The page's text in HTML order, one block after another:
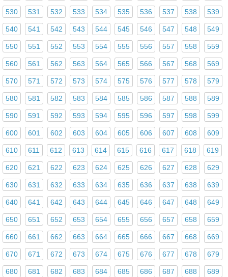
530 531 532 533 534 535 536 537 538 539
540 541 542 543 544 545 546 547 548 549
550 551 552 553 554 555 556 557 558 559
560 561 562 563 564 565 566 567 568 569
570 571 572 573 574 575 576 577 578 579
580 581 582 583 584 585 586 587 588 589
590 591 592 593 594 595 596 597 598 599
600 601 602 603 604 605 606 607 608 609
610 611 612 613 614 615 616 617 618 619
620 621 622 623 624 625 626 627 628 629
630 631 632 633 634 635 636 637 638 639
640 641 642 643 644 645 646 647 648 649
650 651 652 653 654 655 656 657 658 659
660 661 662 663 664 665 666 667 668 669
670 671 672 673 674 675 676 677 678 679
680 681 682 683 684 685 686 687 688 689